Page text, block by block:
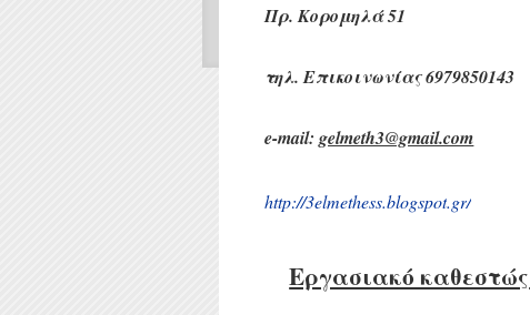
Πρ. Κορομηλά 51
τηλ. Επικοινωνίας 6979850143
e-mail:gelmeth3@gmail.com
http://3elmethess.blogspot.gr/
Εργασιακό καθεστώς